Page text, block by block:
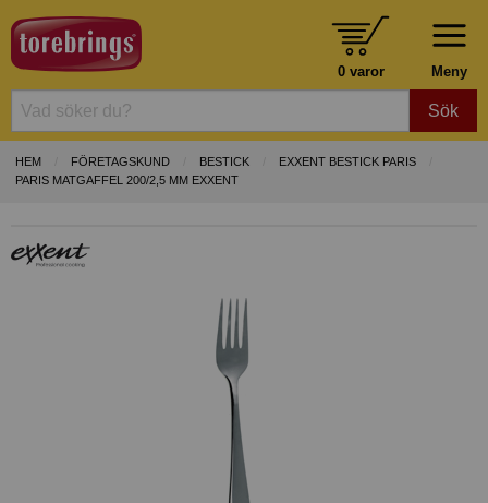
Meny
0 varor
Sök
HEM FÖRETAGSKUND BESTICK
EXXENT BESTICK PARIS
PARIS MATGAFFEL 200/2,5 MM EXXENT